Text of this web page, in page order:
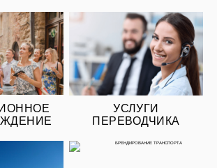
УСЛУГИ
ПЕРЕВОДЧИКА